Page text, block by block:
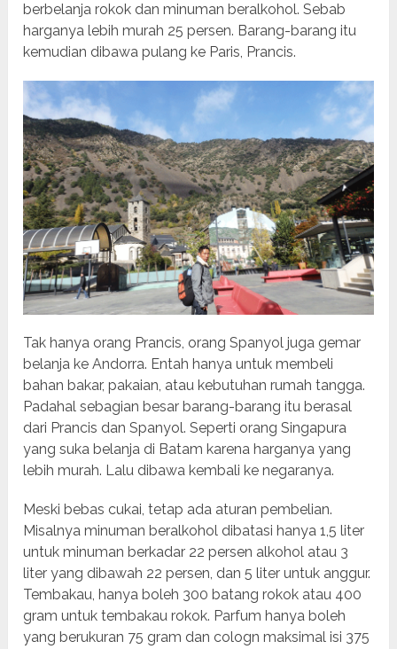
berbelanja rokok dan minuman beralkohol. Sebab
harganya lebih murah 25 persen. Barang-barang itu
kemudian dibawa pulang ke Paris, Prancis.
Tak hanya orang Prancis, orang Spanyol juga gemar
belanja ke Andorra. Entah hanya untuk membeli
bahan bakar, pakaian, atau kebutuhan rumah tangga.
Padahal sebagian besar barang-barang itu berasal
dari Prancis dan Spanyol. Seperti orang Singapura
yang suka belanja di Batam karena harganya yang
lebih murah. Lalu dibawa kembali ke negaranya.
Meski bebas cukai, tetap ada aturan pembelian.
Misalnya minuman beralkohol dibatasi hanya 1,5 liter
untuk minuman berkadar 22 persen alkohol atau 3
liter yang dibawah 22 persen, dan 5 liter untuk anggur.
Tembakau, hanya boleh 300 batang rokok atau 400
gram untuk tembakau rokok. Parfum hanya boleh
yang berukuran 75 gram dan cologn maksimal isi 375